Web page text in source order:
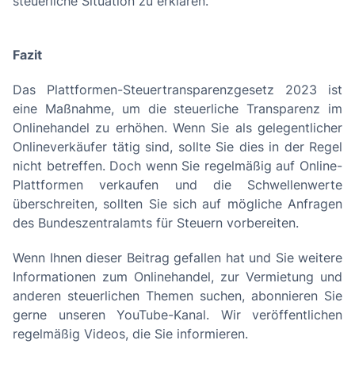
Fazit
Das Plattformen-Steuertransparenzgesetz 2023 ist
eine Maßnahme, um die steuerliche Transparenz im
Onlinehandel zu erhöhen. Wenn Sie als gelegentlicher
Onlineverkäufer tätig sind, sollte Sie dies in der Regel
nicht betreffen. Doch wenn Sie regelmäßig auf Online-
Plattformen verkaufen und die Schwellenwerte
überschreiten, sollten Sie sich auf mögliche Anfragen
des Bundeszentralamts für Steuern vorbereiten.
Wenn Ihnen dieser Beitrag gefallen hat und Sie weitere
Informationen zum Onlinehandel, zur Vermietung und
anderen steuerlichen Themen suchen, abonnieren Sie
gerne unseren YouTube-Kanal. Wir veröffentlichen
regelmäßig Videos, die Sie informieren.